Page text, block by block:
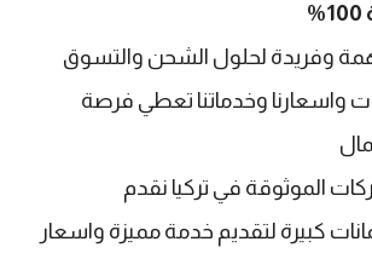
وفريدة لحلول الشحن والتسوق
واسعارنا وخدماتنا تعطي فرصة
الموثوقة في تركيا نقدم
كبيرة لتقديم خدمة مميزة واسعار